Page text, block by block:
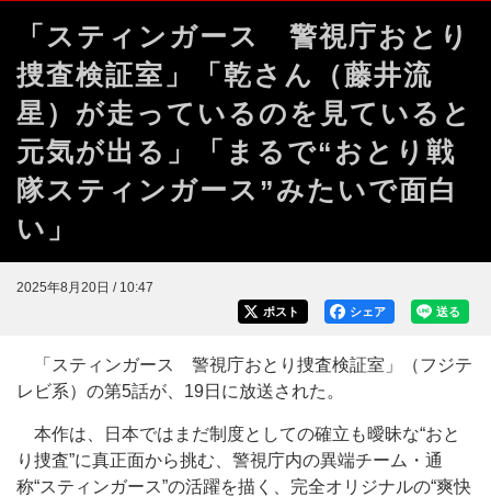
「スティンガース 警視庁おとり
捜査検証室」「乾さん（藤井流
星）が走っているのを見ていると
元気が出る」「まるで“おとり戦
隊スティンガース”みたいで面白
い」
2025年8月20日 / 10:47
送る
シェア
ポスト
「スティンガース 警視庁おとり捜査検証室」（フジテ
レビ系）の第5話が、19日に放送された。
本作は、日本ではまだ制度としての確立も曖昧な“おと
り捜査”に真正面から挑む、警視庁内の異端チーム・通
称“スティンガース”の活躍を描く、完全オリジナルの“爽快